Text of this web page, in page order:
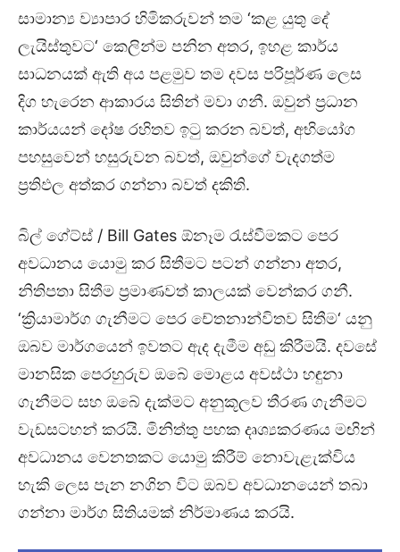
සාමාන්‍ය ව්‍යාපාර හිමිකරුවන් තම ‘කළ යුතු දේ
ලැයිස්තුවට‘ කෙලින්ම පනින අතර, ඉහළ කාර්ය
සාධනයක් ඇති අය පළමුව තම දවස පරිපූර්ණ ලෙස
දිග හැරෙන ආකාරය සිතින් මවා ගනී. ඔවුන් ප්‍රධාන
කාර්යයන් දෝෂ රහිතව ඉටු කරන බවත්, අභියෝග
පහසුවෙන් හසුරුවන බවත්, ඔවුන්ගේ වැදගත්ම
ප්‍රතිඵල අත්කර ගන්නා බවත් දකිති.
බිල් ගේට්ස් / Bill Gates ඕනෑම රැස්වීමකට පෙර
අවධානය යොමු කර සිතීමට පටන් ගන්නා අතර,
නිතිපතා සිතීම ප්‍රමාණවත් කාලයක් වෙන්කර ගනී.
‘ක්‍රියාමාර්ග ගැනීමට පෙර චේතනාන්විතව සිතීම‘ යනු
ඔබව මාර්ගයෙන් ඉවතට ඇද දැමීම අඩු කිරීමයි. දවසේ
මානසික පෙරහුරුව ඔබේ මොළය අවස්ථා හඳුනා
ගැනීමට සහ ඔබේ දැක්මට අනුකූලව තීරණ ගැනීමට
වැඩසටහන් කරයි. මිනිත්තු පහක දෘශ්‍යකරණය මඟින්
අවධානය වෙනතකට යොමු කිරීම් නොවැළැක්විය
හැකි ලෙස පැන නගින විට ඔබව අවධානයෙන් තබා
ගන්නා මාර්ග සිතියමක් නිර්මාණය කරයි.